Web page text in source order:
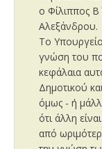
ο Φίλιππος
Αλεξάνδρου.
Το
γνώση του
κεφάλαια
Δημοτικού
όμως - ή
ότι άλλη
από